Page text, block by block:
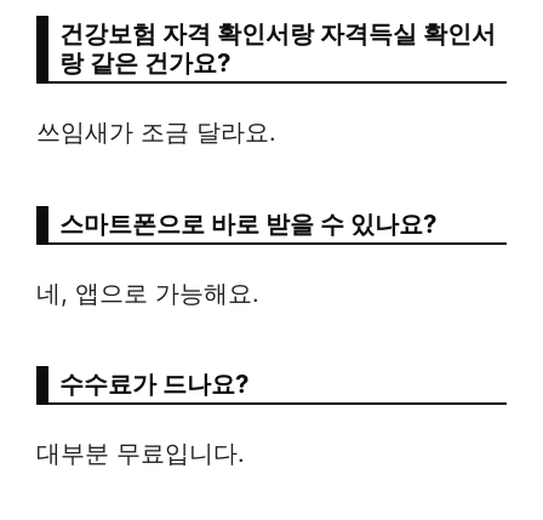
건강보험 자격 확인서랑 자격득실 확인서
랑 같은 건가요?
쓰임새가 조금 달라요.
스마트폰으로 바로 받을 수 있나요?
네, 앱으로 가능해요.
수수료가 드나요?
대부분 무료입니다.